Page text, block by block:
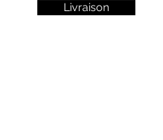
Livraison